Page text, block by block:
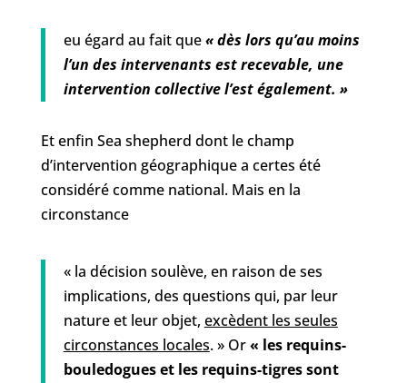
eu égard au fait que« dès lors qu’au moins
l’un des intervenants est recevable, une
intervention collective l’est également. »
Et enfin Sea shepherd dont le champ
d’intervention géographique a certes été
considéré comme national. Mais en la
circonstance
« la décision soulève, en raison de ses
implications, des questions qui, par leur
nature et leur objet, excèdent les seules
circonstances locales. » Or« les requins-
bouledogues et les requins-tigres sont